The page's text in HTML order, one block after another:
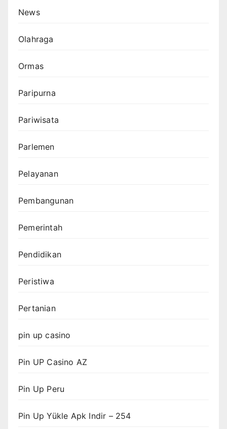
News
Olahraga
Ormas
Paripurna
Pariwisata
Parlemen
Pelayanan
Pembangunan
Pemerintah
Pendidikan
Peristiwa
Pertanian
pin up casino
Pin UP Casino AZ
Pin Up Peru
Pin Up Yükle Apk Indir – 254